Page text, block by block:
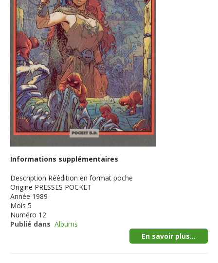
Informations supplémentaires
Description Réédition en format poche
Origine PRESSES POCKET
Année 1989
Mois 5
Numéro 12
Publié dans Albums
En savoir plus...